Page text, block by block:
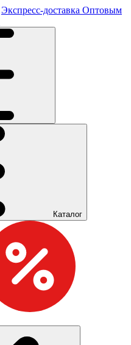
Экспресс-доставка Оптовым
Каталог